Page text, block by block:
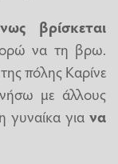
βρίσκεται
να τη βρω.
πόλης Καρίνε
με άλλους
για να